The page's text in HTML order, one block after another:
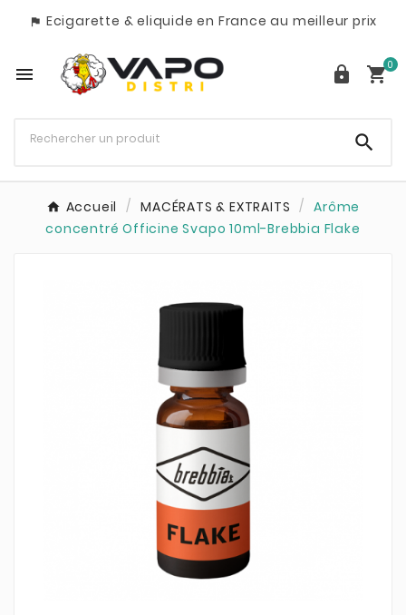
 Ecigarette & eliquide en France au meilleur prix
  0

Accueil MACÉRATS & EXTRAITS
Arôme
concentré Officine Svapo 10ml-Brebbia Flake